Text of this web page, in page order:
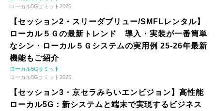
ローカル5Gサミット2025
【セッション2・スリーダブリュー/SMFLレンタル】
ローカル５Ｇの最新トレンド 導入・実装が一番簡単
なシン・ローカル５Ｇシステムの実用例 25-26年最新
機能もご紹介
ローカル5Gサミット
ローカル5Gサミット2025
【セッション3・京セラみらいエンビジョン】高性能
ローカル5G：新システムと端末で実現するビジネス